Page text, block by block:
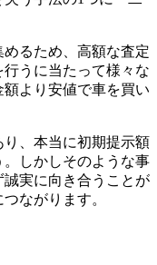
るため、高額な査定
うに当たって様々な
より安値で車を買い
、本当に初期提示額
しかしそのような事
実に向き合うことが
ながります。